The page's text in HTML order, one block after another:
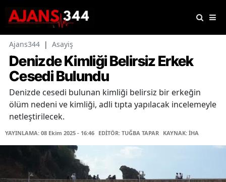
Ajans344 | Asayiş
Denizde Kimliği Belirsiz Erkek
Cesedi Bulundu
Denizde cesedi bulunan kimliği belirsiz bir erkeğin
ölüm nedeni ve kimliği, adli tıpta yapılacak incelemeyle
netleştirilecek.
YAYINLAMA: 08 Ekim 2025 - 16:46 EDİTÖR: TUĞBA TAPAR KAYNAK: İHA